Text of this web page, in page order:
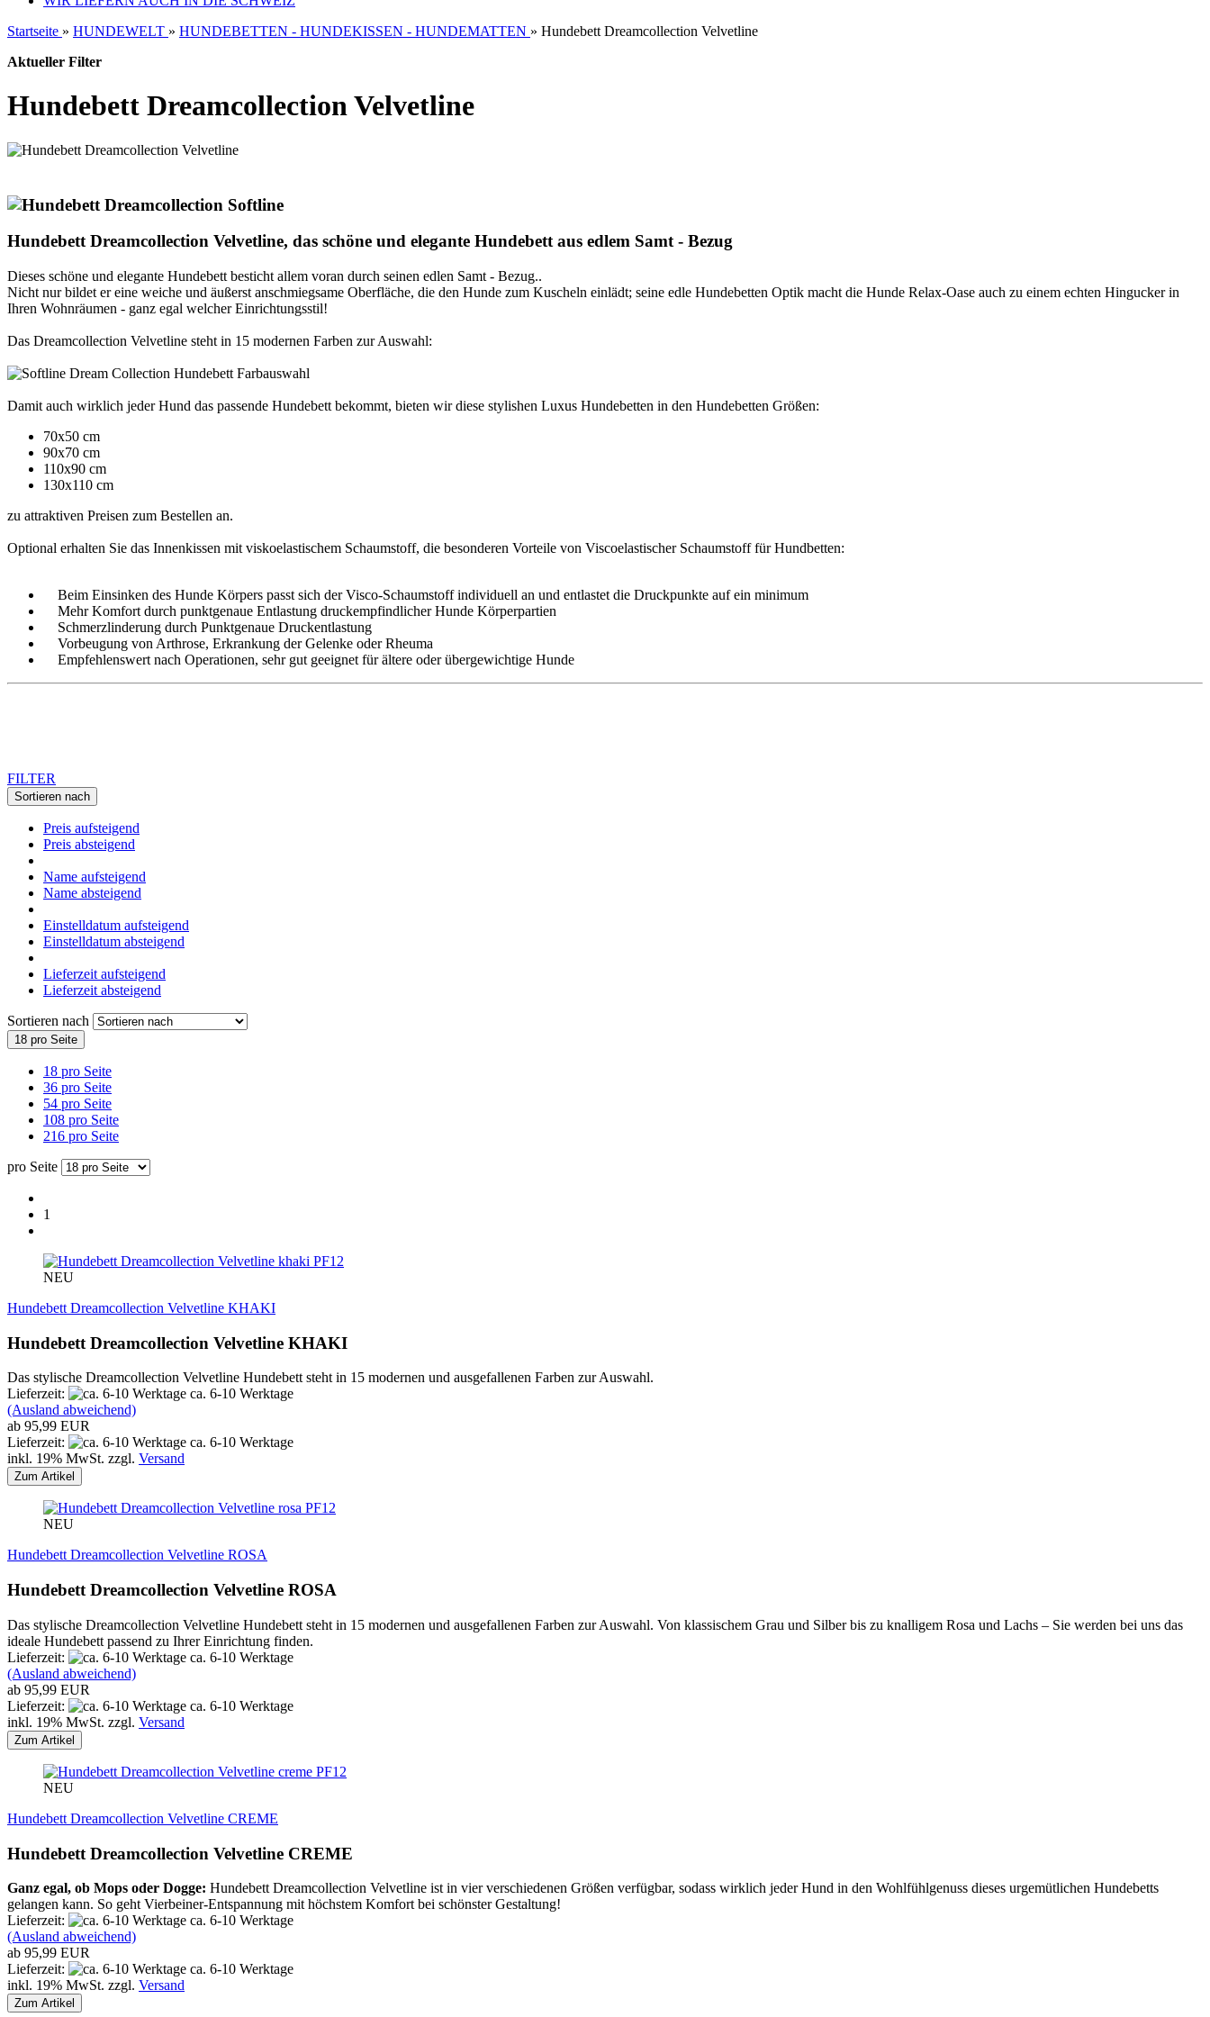
Startseite » HUNDEWELT » HUNDEBETTEN - HUNDEKISSEN - HUNDEMATTEN » Hundebett Dreamcollection Velvetline
Aktueller Filter
Hundebett Dreamcollection Velvetline
Hundebett Dreamcollection Velvetline, das schöne und elegante Hundebett aus edlem Samt - Bezug
Dieses schöne und elegante Hundebett besticht allem voran durch seinen edlen Samt - Bezug..
Nicht nur bildet er eine weiche und äußerst anschmiegsame Oberfläche, die den Hunde zum Kuscheln einlädt; seine edle Hundebetten Optik macht die Hunde Relax-Oase auch zu einem echten Hingucker in
Ihren Wohnräumen - ganz egal welcher Einrichtungsstil!
Das Dreamcollection Velvetline steht in 15 modernen Farben zur Auswahl:
Damit auch wirklich jeder Hund das passende Hundebett bekommt, bieten wir diese stylishen Luxus Hundebetten in den Hundebetten Größen:
70x50 cm
90x70 cm
110x90 cm
130x110 cm
zu attraktiven Preisen zum Bestellen an.
Optional erhalten Sie das Innenkissen mit viskoelastischem Schaumstoff, die besonderen Vorteile von Viscoelastischer Schaumstoff für Hundbetten:
Beim Einsinken des Hunde Körpers passt sich der Visco-Schaumstoff individuell an und entlastet die Druckpunkte auf ein minimum
Mehr Komfort durch punktgenaue Entlastung druckempfindlicher Hunde Körperpartien
Schmerzlinderung durch Punktgenaue Druckentlastung
Vorbeugung von Arthrose, Erkrankung der Gelenke oder Rheuma
Empfehlenswert nach Operationen, sehr gut geeignet für ältere oder übergewichtige Hunde
FILTER
Sortieren nach
Preis aufsteigend
Preis absteigend
Name aufsteigend
Name absteigend
Einstelldatum aufsteigend
Einstelldatum absteigend
Lieferzeit aufsteigend
Lieferzeit absteigend
Sortieren nach
18 pro Seite
18 pro Seite
36 pro Seite
54 pro Seite
108 pro Seite
216 pro Seite
pro Seite
1
PF12
NEU
Hundebett Dreamcollection Velvetline KHAKI
Hundebett Dreamcollection Velvetline KHAKI
Das stylische Dreamcollection Velvetline Hundebett steht in 15 modernen und ausgefallenen Farben zur Auswahl.
Lieferzeit:
ca. 6-10 Werktage
(Ausland abweichend)
ab 95,99 EUR
Lieferzeit:
ca. 6-10 Werktage
inkl. 19% MwSt. zzgl. Versand
Zum Artikel
PF12
NEU
Hundebett Dreamcollection Velvetline ROSA
Hundebett Dreamcollection Velvetline ROSA
Das stylische Dreamcollection Velvetline Hundebett steht in 15 modernen und ausgefallenen Farben zur Auswahl. Von klassischem Grau und Silber bis zu knalligem Rosa und Lachs – Sie werden bei uns das
ideale Hundebett passend zu Ihrer Einrichtung finden.
Lieferzeit:
ca. 6-10 Werktage
(Ausland abweichend)
ab 95,99 EUR
Lieferzeit:
ca. 6-10 Werktage
inkl. 19% MwSt. zzgl. Versand
Zum Artikel
PF12
NEU
Hundebett Dreamcollection Velvetline CREME
Hundebett Dreamcollection Velvetline CREME
Ganz egal, ob Mops oder Dogge: Hundebett Dreamcollection Velvetline ist in vier verschiedenen Größen verfügbar, sodass wirklich jeder Hund in den Wohlfühlgenuss dieses urgemütlichen Hundebetts
gelangen kann. So geht Vierbeiner-Entspannung mit höchstem Komfort bei schönster Gestaltung!
Lieferzeit:
ca. 6-10 Werktage
(Ausland abweichend)
ab 95,99 EUR
Lieferzeit:
ca. 6-10 Werktage
inkl. 19% MwSt. zzgl. Versand
Zum Artikel